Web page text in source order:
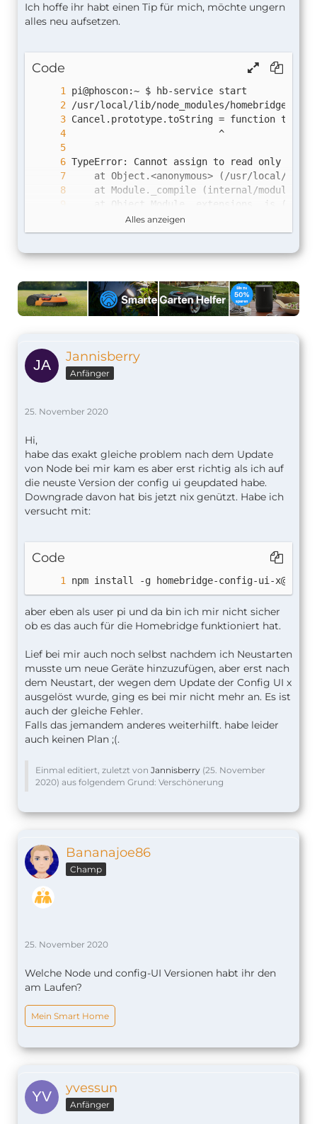
Ich hoffe ihr habt einen Tip für mich, möchte ungern
alles neu aufsetzen.
Code
at Object.Module._extensions..js
Alles anzeigen
Jannisberry
Anfänger
25. November 2020
Hi,
habe das exakt gleiche problem nach dem Update
von Node bei mir kam es aber erst richtig als ich auf
die neuste Version der config ui geupdated habe.
Downgrade davon hat bis jetzt nix genützt. Habe ich
versucht mit:
Code
npm install -g homebridge-config-ui-
aber eben als user pi und da bin ich mir nicht sicher
ob es das auch für die Homebridge funktioniert hat.
Lief bei mir auch noch selbst nachdem ich Neustarten
musste um neue Geräte hinzuzufügen, aber erst nach
dem Neustart, der wegen dem Update der Config UI x
ausgelöst wurde, ging es bei mir nicht mehr an. Es ist
auch der gleiche Fehler.
Falls das jemandem anderes weiterhilft. habe leider
auch keinen Plan ;(.
Einmal editiert, zuletzt von Jannisberry (25. November
2020) aus folgendem Grund: Verschönerung
Bananajoe86
Champ
25. November 2020
Welche Node und config-UI Versionen habt ihr den
am Laufen?
Mein Smart Home
yvessun
Anfänger